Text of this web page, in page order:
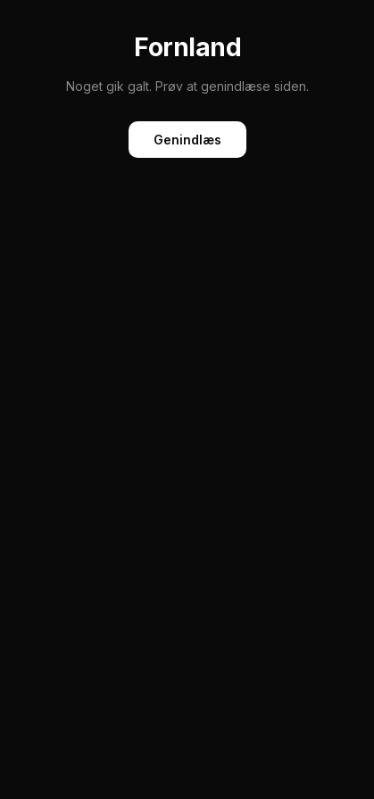
Fornland
Noget gik galt. Prøv at genindlæse siden.
Genindlæs